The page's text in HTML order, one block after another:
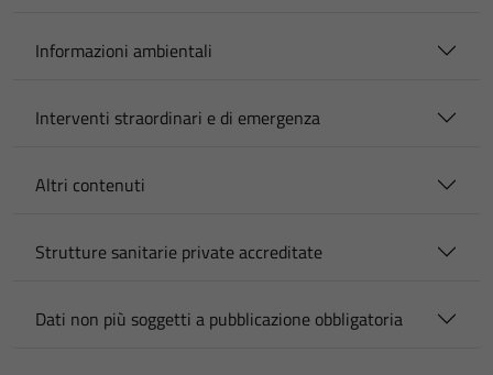
Informazioni ambientali
Interventi straordinari e di emergenza
Altri contenuti
Strutture sanitarie private accreditate
Dati non più soggetti a pubblicazione obbligatoria